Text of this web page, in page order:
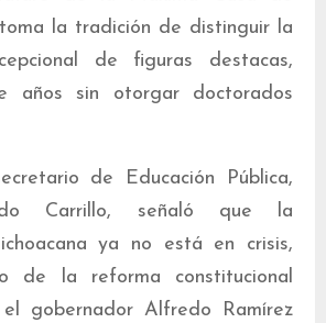
la tradición de distinguir la
de figuras destacas,
años sin otorgar doctorados
de Educación Pública,
Carrillo, señaló que la
ya no está en crisis,
de la reforma constitucional
gobernador Alfredo Ramírez